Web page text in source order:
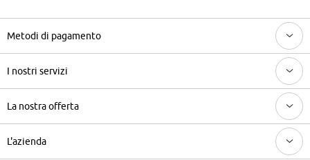
Metodi di pagamento
I nostri servizi
La nostra offerta
L'azienda